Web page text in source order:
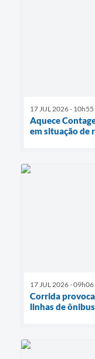
17 JUL 2026 - 10h55
Aquece
em situação de
17 JUL 2026 - 09h06
Corrida
linhas de